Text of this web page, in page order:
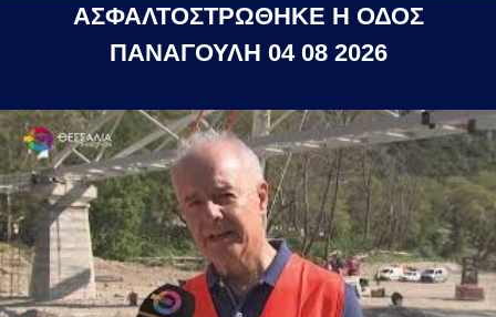
ΑΣΦΑΛΤΟΣΤΡΩΘΗΚΕ Η ΟΔΟΣ
ΠΑΝΑΓΟΥΛΗ 04 08 2026